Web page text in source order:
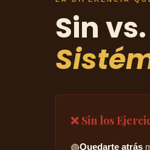
Sin
❌ Sin los
🔴Quedarte atrás